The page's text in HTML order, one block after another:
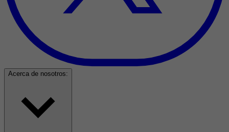
Acerca de nosotros: